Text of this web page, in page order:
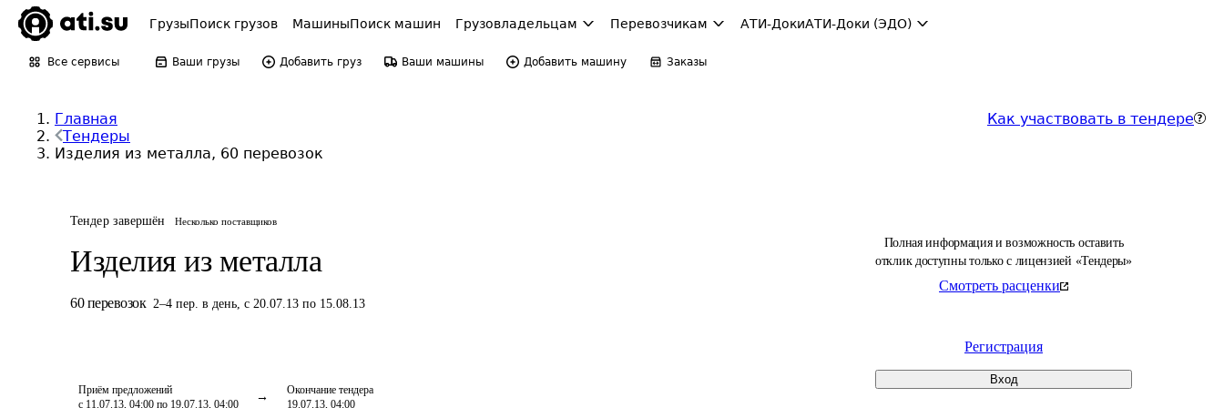
ГрузыПоиск грузов МашиныПоиск машин Грузовладельцам Перевозчикам АТИ-ДокиАТИ-Доки (ЭДО)
Все сервисы Ваши грузы Добавить груз Ваши машины Добавить машину Заказы
Главная
Тендеры
Изделия из металла, 60 перевозок
Как участвовать в тендере
Тендер завершён Несколько поставщиков
Изделия из металла
60 перевозок 2–4 пер. в день, с 20.07.13 по 15.08.13
Приём предложений
с 11.07.13, 04:00 по 19.07.13, 04:00
Окончание тендера
19.07.13, 04:00
Полная информация и возможность оставить
отклик доступны только с лицензией «Тендеры»
Смотреть расценки
Регистрация
Вход